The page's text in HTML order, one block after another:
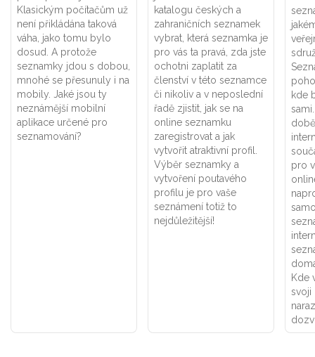
Klasickým počítačům už
není přikládána taková
váha, jako tomu bylo
dosud. A protože
seznamky jdou s dobou,
mnohé se přesunuly i na
mobily. Jaké jsou ty
neznámější mobilní
aplikace určené pro
seznamování?
katalogu českých a
zahraničních seznamek
vybrat, která seznamka je
pro vás ta pravá, zda jste
ochotni zaplatit za
členství v této seznamce
či nikoliv a v neposlední
řadě zjistit, jak se na
online seznamku
zaregistrovat a jak
vytvořit atraktivní profil.
Výběr seznamky a
vytvoření poutavého
profilu je pro vaše
seznámení totiž to
nejdůležitější!
kde
pro
Kde
svoji